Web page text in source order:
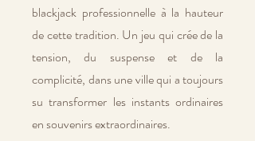
blackjack professionnelle à la hauteur
de cette tradition. Un jeu qui crée de la
tension, du suspense et de la
complicité, dans une ville qui a toujours
su transformer les instants ordinaires
en souvenirs extraordinaires.